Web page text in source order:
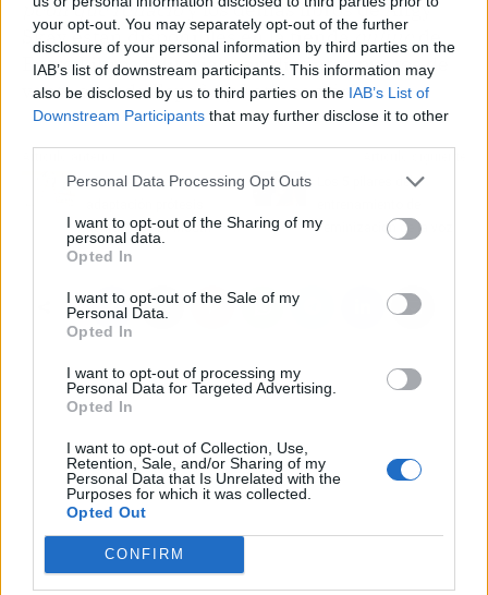
your opt-out. You may separately opt-out of the further
disclosure of your personal information by third parties on the
IAB’s list of downstream participants. This information may
also be disclosed by us to third parties on the IAB’s List of
Downstream Participants that may further disclose it to other
Personal Data Processing Opt Outs
I want to opt-out of the Sharing of my
personal data.
Opted In
I want to opt-out of the Sale of my
Personal Data.
Opted In
I want to opt-out of processing my
Personal Data for Targeted Advertising.
Opted In
I want to opt-out of Collection, Use,
Retention, Sale, and/or Sharing of my
Personal Data that Is Unrelated with the
Purposes for which it was collected.
Opted Out
CONFIRM
peón que renacióy los demás libros de Angy
Skay están disponibles en la tiendaonline
de
Entre Libros Editorial y en distintos puntos de
venta en toda España y Latinoamérica.
¿Cómo es el proceso
dental?, por Dr Mouth
Los 5 pilares del
Feminización de la voz